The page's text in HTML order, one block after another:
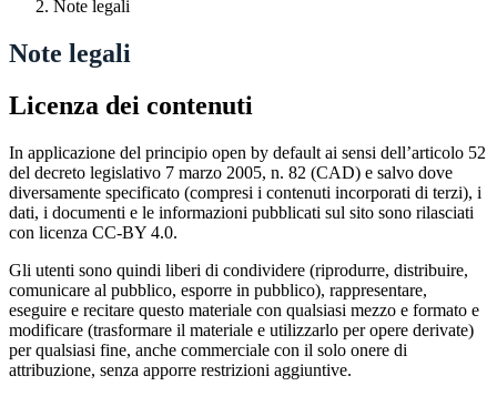
Note legali
Note legali
Licenza dei contenuti
In applicazione del principio open by default ai sensi dell’articolo 52
del decreto legislativo 7 marzo 2005, n. 82 (CAD) e salvo dove
diversamente specificato (compresi i contenuti incorporati di terzi), i
dati, i documenti e le informazioni pubblicati sul sito sono rilasciati
con licenza CC-BY 4.0.
Gli utenti sono quindi liberi di condividere (riprodurre, distribuire,
comunicare al pubblico, esporre in pubblico), rappresentare,
eseguire e recitare questo materiale con qualsiasi mezzo e formato e
modificare (trasformare il materiale e utilizzarlo per opere derivate)
per qualsiasi fine, anche commerciale con il solo onere di
attribuzione, senza apporre restrizioni aggiuntive.